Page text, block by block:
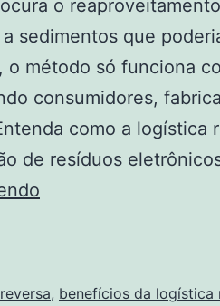
o
sedimentos que
o método só funciona
consumidores,
como a logística
de resíduos
, benefícios da logística